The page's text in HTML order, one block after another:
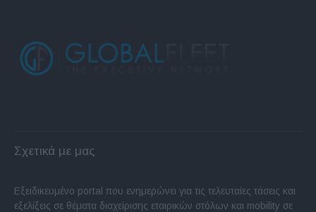
Σχετικά με μας
Εξειδικευμένο portal που ενημερώνει για τις τελευταίες τάσεις και
εξελίξεις σε θέματα διαχείρισης εταιρικών στόλων και mobility σε